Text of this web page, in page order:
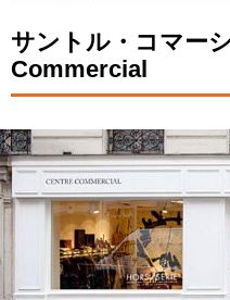
サントル・コマー
Commercial